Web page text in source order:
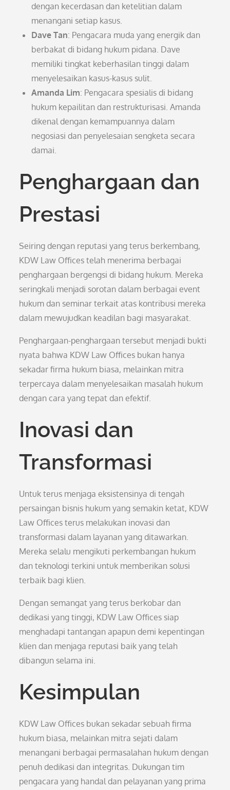
dengan kecerdasan dan ketelitian dalam
menangani setiap kasus.
Dave Tan: Pengacara muda yang energik dan
berbakat di bidang hukum pidana. Dave
memiliki tingkat keberhasilan tinggi dalam
menyelesaikan kasus-kasus sulit.
Amanda Lim: Pengacara spesialis di bidang
hukum kepailitan dan restrukturisasi. Amanda
dikenal dengan kemampuannya dalam
negosiasi dan penyelesaian sengketa secara
damai.
Penghargaan dan
Prestasi
Seiring dengan reputasi yang terus berkembang,
KDW Law Offices telah menerima berbagai
penghargaan bergengsi di bidang hukum. Mereka
seringkali menjadi sorotan dalam berbagai event
hukum dan seminar terkait atas kontribusi mereka
dalam mewujudkan keadilan bagi masyarakat.
Penghargaan-penghargaan tersebut menjadi bukti
nyata bahwa KDW Law Offices bukan hanya
sekadar firma hukum biasa, melainkan mitra
terpercaya dalam menyelesaikan masalah hukum
dengan cara yang tepat dan efektif.
Inovasi dan
Transformasi
Untuk terus menjaga eksistensinya di tengah
persaingan bisnis hukum yang semakin ketat, KDW
Law Offices terus melakukan inovasi dan
transformasi dalam layanan yang ditawarkan.
Mereka selalu mengikuti perkembangan hukum
dan teknologi terkini untuk memberikan solusi
terbaik bagi klien.
Dengan semangat yang terus berkobar dan
dedikasi yang tinggi, KDW Law Offices siap
menghadapi tantangan apapun demi kepentingan
klien dan menjaga reputasi baik yang telah
dibangun selama ini.
Kesimpulan
KDW Law Offices bukan sekadar sebuah firma
hukum biasa, melainkan mitra sejati dalam
menangani berbagai permasalahan hukum dengan
penuh dedikasi dan integritas. Dukungan tim
pengacara yang handal dan pelayanan yang prima